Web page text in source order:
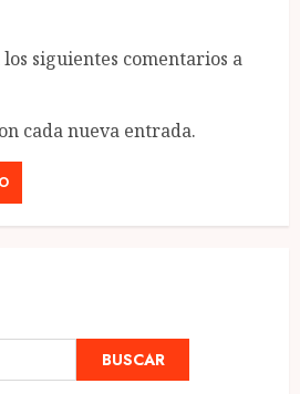
siguientes comentarios a
cada nueva entrada.
BUSCAR